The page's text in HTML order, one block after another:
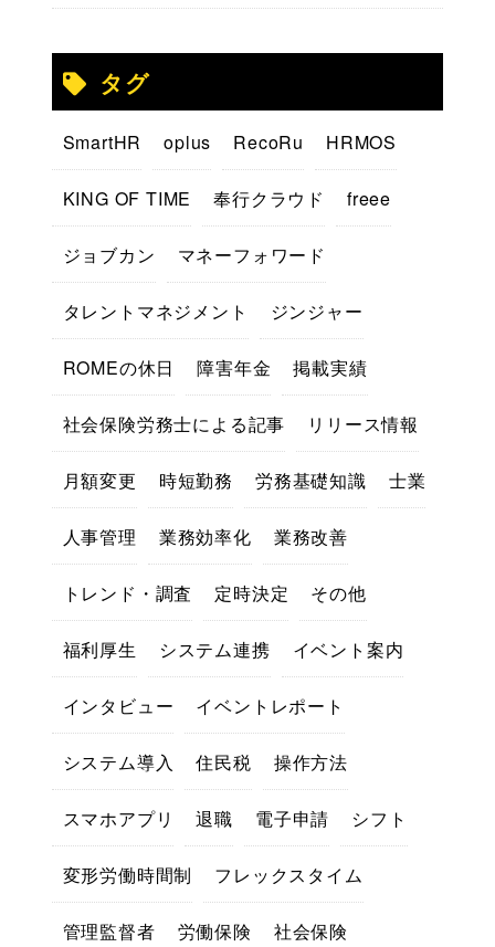
タグ
SmartHR oplus RecoRu HRMOS
KING OF TIME 奉行クラウド freee
ジョブカン マネーフォワード
タレントマネジメント ジンジャー
ROMEの休日 障害年金 掲載実績
社会保険労務士による記事 リリース情報
月額変更 時短勤務 労務基礎知識 士業
人事管理 業務効率化 業務改善
トレンド・調査 定時決定 その他
福利厚生 システム連携 イベント案内
インタビュー イベントレポート
システム導入 住民税 操作方法
スマホアプリ 退職 電子申請 シフト
変形労働時間制 フレックスタイム
管理監督者 労働保険 社会保険